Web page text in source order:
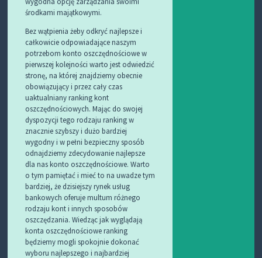
środkami majątkowymi.
Bez wątpienia żeby odkryć najlepsze i
całkowicie odpowiadające naszym
potrzebom konto oszczędnościowe w
pierwszej kolejności warto jest odwiedzić
stronę, na której znajdziemy obecnie
obowiązujący i przez cały czas
uaktualniany ranking kont
oszczędnościowych. Mając do swojej
dyspozycji tego rodzaju ranking w
znacznie szybszy i dużo bardziej
wygodny i w pełni bezpieczny sposób
odnajdziemy zdecydowanie najlepsze
dla nas konto oszczędnościowe. Warto
o tym pamiętać i mieć to na uwadze tym
bardziej, że dzisiejszy rynek usług
bankowych oferuje multum różnego
rodzaju kont i innych sposobów
oszczędzania. Wiedząc jak wyglądają
konta oszczędnościowe ranking
będziemy mogli spokojnie dokonać
wyboru najlepszego i najbardziej